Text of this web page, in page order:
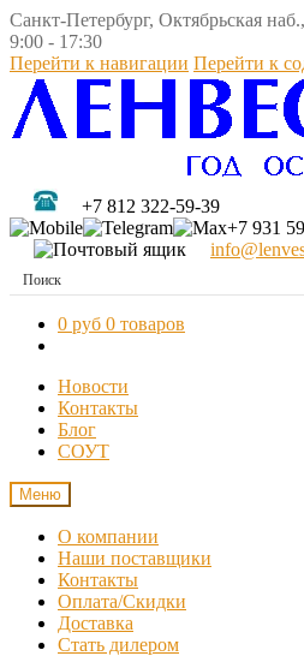
Санкт-Петербург, Октябрьская
9:00 - 17:30
Перейти к навигации Перейти к
+7 812 322-59-39
+7 931
0 руб 0 товаров
Новости
Контакты
Блог
СОУТ
Меню
О компании
Наши поставщики
Контакты
Оплата/Скидки
Доставка
Стать дилером